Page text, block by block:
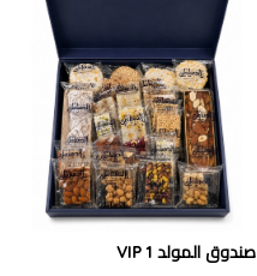
صندوق المولد VIP 1